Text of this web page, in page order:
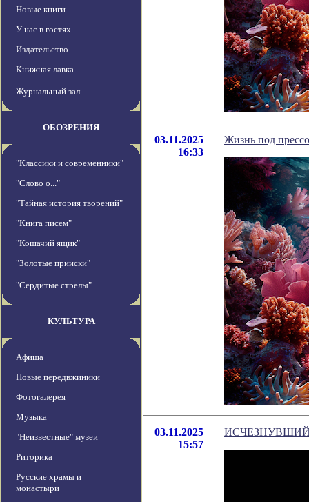
Новые книги
У нас в гостях
Издательство
Книжная лавка
Журнальный зал
ОБОЗРЕНИЯ
"Классики и современники"
"Слово о..."
"Тайная история творений"
"Книга писем"
"Кошачий ящик"
"Золотые прииски"
"Сердитые стрелы"
КУЛЬТУРА
Афиша
Новые передвжиники
Фотогалерея
Музыка
"Неизвестные" музеи
Риторика
Русские храмы и
монастыри
03.11.2025
16:33
Жизнь под
03.11.2025
15:57